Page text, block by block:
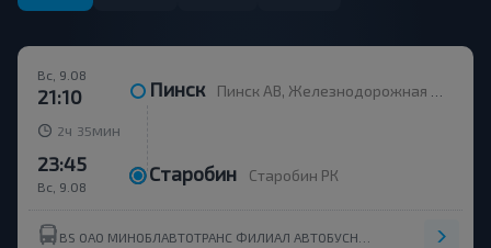
Вс, 9.08
21:10 Пинск Пинск АВ, Железнодорожная 15
2ч 35 мин
Вс, 9.08
23:45 Старобин Старобин РК